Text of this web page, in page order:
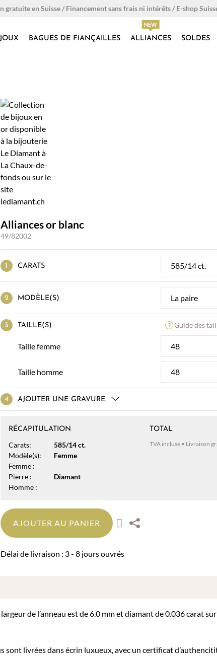
gratuite en Suisse / Financement sans frais ni intérêts / E-shop
BAGUES DE FIANÇAILLES ALLIANCES SOLDES
Alliances or blanc
49/82002
CARATS
MODÈLE(S)
TAILLE(S) Guide des
Taille femme
Taille homme
AJOUTER UNE GRAVURE
RÉCAPITULATION
Carats:
585/14 ct.
Modèle(s):
Femme
Femme :
Pierre :
Diamant
Homme :
TOTAL
TVA incluse • Livraison
AJOUTER AU PANIER
Délai de livraison : 3 - 8 jours ouvrés
de l’anneau est de 6.0 mm et diamant de 0.036 carat
sont livrées dans écrin luxueux, avec un certificat